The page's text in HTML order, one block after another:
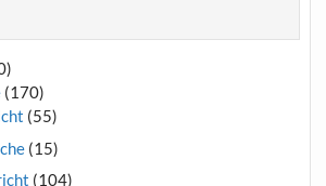
(170)
(55)
(15)
(104)